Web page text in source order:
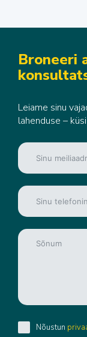
Broneeri
Leiame sinu
lahenduse –
Nõustun